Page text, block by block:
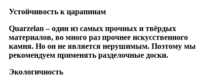
Устойчивость к царапинам
Quarzelan – один из самых прочных и твёрдых
материалов, во много раз прочнее искусственного
камня. Но он не является нерушимым. Поэтому мы
рекомендуем применять разделочные доски.
Экологичность